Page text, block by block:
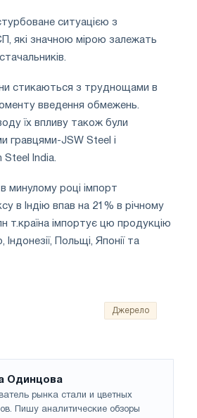
ситуацією з
які значною мірою залежать
стикаються з труднощами в
введення обмежень.
їх впливу також були
гравцями-JSW Steel і
Steel India.
минулому році імпорт
в Індію впав на 21% в річному
т.країна імпортує цю продукцію
Польщі, Японії та
Джерело
Одинцова
рынка стали и цветных
Пишу аналитические обзоры